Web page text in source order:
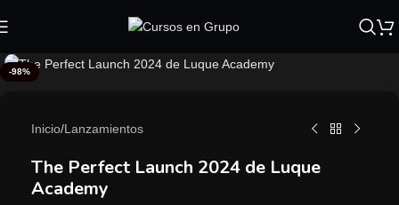
-98%
Inicio/Lanzamientos
The Perfect Launch 2024 de Luque
Academy